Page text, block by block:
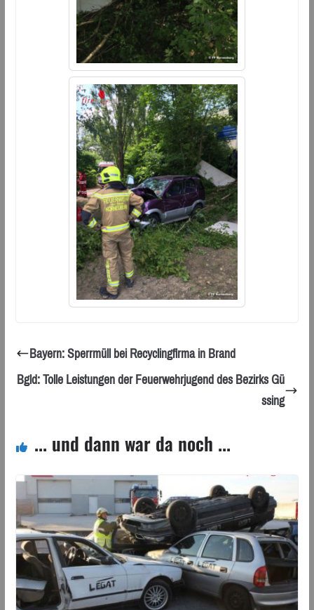
Bayern: Sperrmüll bei Recyclingfirma in Brand
Bgld: Tolle Leistungen der Feuerwehrjugend des Bezirks Gü
ssing
... und dann war da noch ...